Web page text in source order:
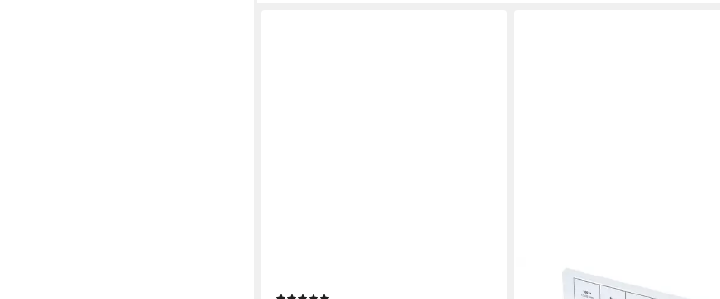
KS TOOLS
Nagel, 550-St., Sortiment Nägel,